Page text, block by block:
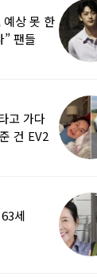
예상 못 한
팬들
고 가다
건 EV2
세